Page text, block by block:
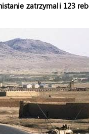
zatrzymali 123